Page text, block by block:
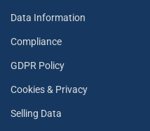
Data Information
Compliance
GDPR Policy
Cookies & Privacy
Selling Data